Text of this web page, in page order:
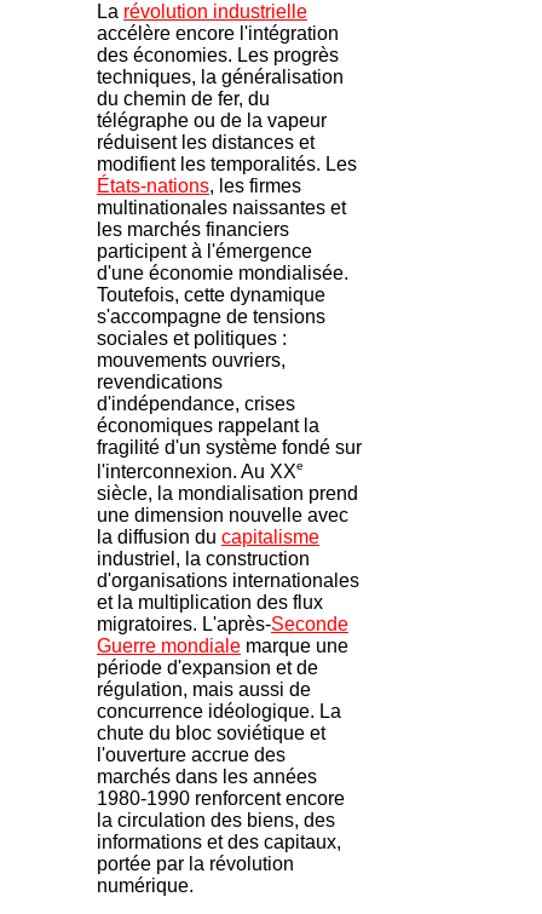
La révolution industrielle
accélère encore l'intégration
des économies. Les progrès
techniques, la généralisation
du chemin de fer, du
télégraphe ou de la vapeur
réduisent les distances et
modifient les temporalités. Les
États-nations, les firmes
multinationales naissantes et
les marchés financiers
participent à l'émergence
d'une économie mondialisée.
Toutefois, cette dynamique
s'accompagne de tensions
sociales et politiques :
mouvements ouvriers,
revendications
d'indépendance, crises
économiques rappelant la
fragilité d'un système fondé sur
l'interconnexion. Au XXe
siècle, la mondialisation prend
une dimension nouvelle avec
la diffusion du capitalisme
industriel, la construction
d'organisations internationales
et la multiplication des flux
migratoires. L'après-Seconde
Guerre mondiale marque une
période d'expansion et de
régulation, mais aussi de
concurrence idéologique. La
chute du bloc soviétique et
l'ouverture accrue des
marchés dans les années
1980-1990 renforcent encore
la circulation des biens, des
informations et des capitaux,
portée par la révolution
numérique.